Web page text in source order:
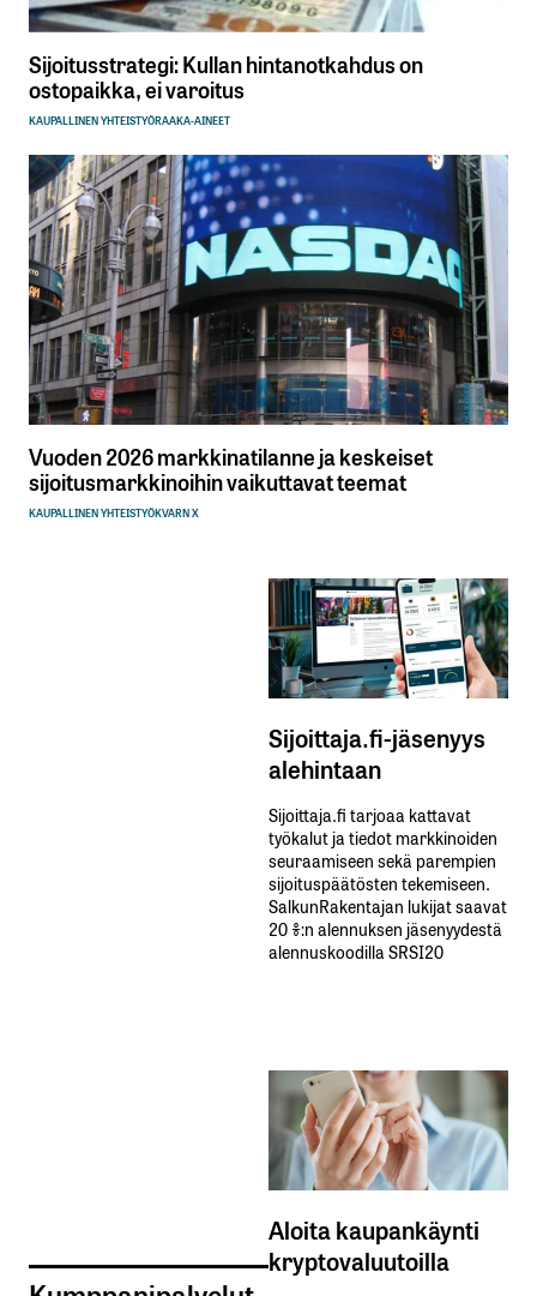
Sijoitusstrategi: Kullan hintanotkahdus on
ostopaikka, ei varoitus
KAUPALLINEN YHTEISTYÖRAAKA-AINEET
Vuoden 2026 markkinatilanne ja keskeiset
sijoitusmarkkinoihin vaikuttavat teemat
KAUPALLINEN YHTEISTYÖKVARN X
Sijoittaja.fi-jäsenyys
alehintaan
Sijoittaja.fi tarjoaa kattavat
työkalut ja tiedot markkinoiden
seuraamiseen sekä parempien
sijoituspäätösten tekemiseen.
SalkunRakentajan lukijat saavat
20 %:n alennuksen jäsenyydestä
alennuskoodilla SRSI20
Aloita kaupankäynti
kryptovaluutoilla